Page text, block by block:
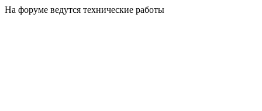
На форуме ведутся технические работы